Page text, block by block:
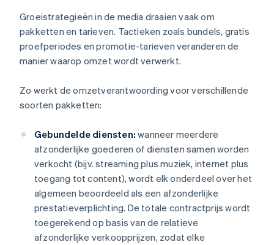
Groeistrategieën in de media draaien vaak om
pakketten en tarieven. Tactieken zoals bundels, gratis
proefperiodes en promotie-tarieven veranderen de
manier waarop omzet wordt verwerkt.
Zo werkt de omzetverantwoording voor verschillende
soorten pakketten:
Gebundelde diensten: wanneer meerdere
afzonderlijke goederen of diensten samen worden
verkocht (bijv. streaming plus muziek, internet plus
toegang tot content), wordt elk onderdeel over het
algemeen beoordeeld als een afzonderlijke
prestatieverplichting. De totale contractprijs wordt
toegerekend op basis van de relatieve
afzonderlijke verkoopprijzen, zodat elke